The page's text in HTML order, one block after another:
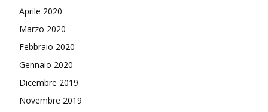
Aprile 2020
Marzo 2020
Febbraio 2020
Gennaio 2020
Dicembre 2019
Novembre 2019